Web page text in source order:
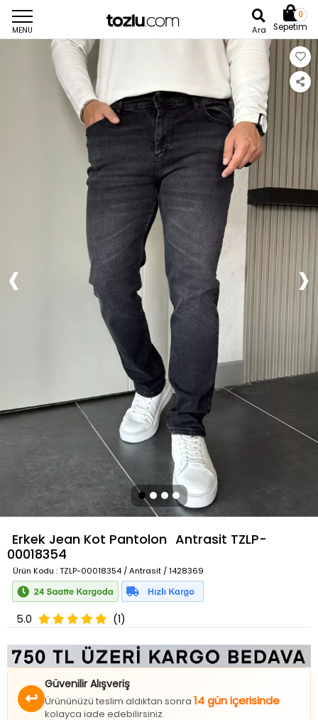
MENU Ara
0
Sepetim
Erkek Jean Kot Pantolon Antrasit TZLP-
00018354
Ürün Kodu : TZLP-00018354 / Antrasit / 1428369
5.0 (1)
Güvenilir Alışveriş
Ürününüzü teslim aldıktan sonra
kolayca iade edebilirsiniz.